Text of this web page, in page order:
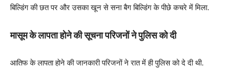
बिल्डिंग की छत पर और उसका खून से सना बैग बिल्डिंग के पीछे कचरे में मिला.
मासूम के लापता होने की सूचना परिजनों ने पुलिस को दी
आतिफ के लापता होने की जानकारी परिजनों ने रात में ही पुलिस को दे दी थी.